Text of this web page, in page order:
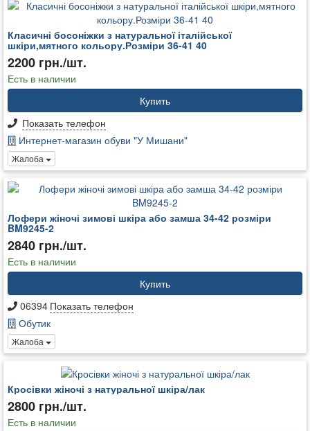
Класичні босоніжки з натуральної італійської
шкіри,мятного кольору.Розміри 36-41 40
2200 грн./шт.
Есть в наличии
Купить
Показать телефон
Интернет-магазин обуви "У Мишани"
Жалоба
Лофери жіночі зимові шкіра або замша 34-42 розміри
BM9245-2
2840 грн./шт.
Есть в наличии
Купить
06394 Показать телефон
Обутик
Жалоба
Кросівки жіночі з натуральної шкіра/лак
2800 грн./шт.
Есть в наличии